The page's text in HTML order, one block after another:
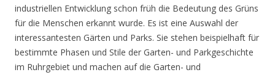
industriellen Entwicklung schon früh die Bedeutung des Grüns
für die Menschen erkannt wurde. Es ist eine Auswahl der
interessantesten Gärten und Parks. Sie stehen beispielhaft für
bestimmte Phasen und Stile der Garten- und Parkgeschichte
im Ruhrgebiet und machen auf die Garten- und